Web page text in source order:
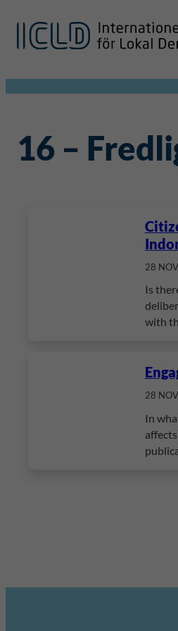
16 –
28
Is
with
28
In